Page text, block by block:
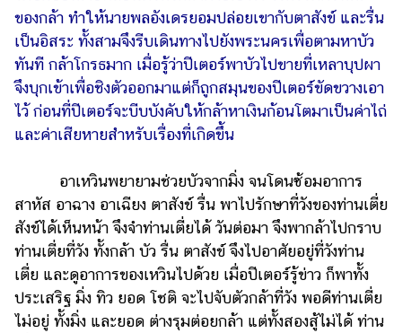
ของกล้า ทำให้นายพลอังเดรยอมปล่อยเขากับตาสังข์ และรื่น
เป็นอิสระ ทั้งสามจึงรีบเดินทางไปยังพระนครเพื่อตามหาบัว
ทันที กล้าโกรธมาก เมื่อรู้ว่าปีเตอร์พาบัวไปขายที่เหลาบุปผา
จึงบุกเข้าเพื่อชิงตัวออกมาแต่ก็ถูกสมุนของปีเตอร์ขัดขวางเอา
ไว้ ก่อนที่ปีเตอร์จะบีบบังคับให้กล้าหาเงินก้อนโตมาเป็นค่าไถ่
และค่าเสียหายสำหรับเรื่องที่เกิดขึ้น
อาเหวินพยายามช่วยบัวจากมิ่ง จนโดนซ้อมอาการ
สาหัส อาฉาง อาเฉียง ตาสังข์ รื่น พาไปรักษาที่วังของท่านเตี่ย
สังข์ได้เห็นหน้า จึงจำท่านเตี่ยได้ วันต่อมา จึงพากล้าไปกราบ
ท่านเตี่ยที่วัง ทั้งกล้า บัว รื่น ตาสังข์ จึงไปอาศัยอยู่ที่วังท่าน
เตี่ย และดูอาการของเหวินไปด้วย เมื่อปีเตอร์รู้ข่าว ก็พาทั้ง
ประเสริฐ มิ่ง ทิว ยอด โชติ จะไปจับตัวกล้าที่วัง พอดีท่านเตี่ย
ไม่อยู่ ทั้งมิ่ง และยอด ต่างรุมต่อยกล้า แต่ทั้งสองสู้ไม่ได้ ท่าน